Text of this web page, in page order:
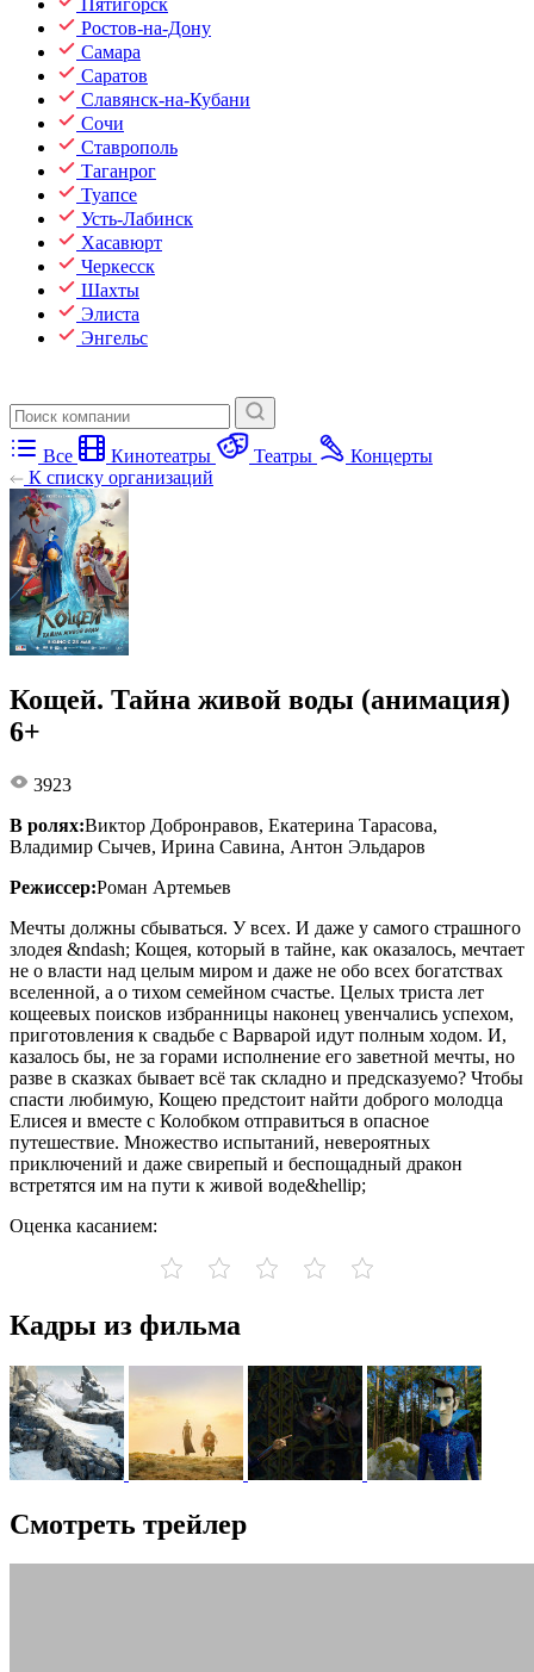
Пятигорск
Ростов-на-Дону
Самара
Саратов
Славянск-на-Кубани
Сочи
Ставрополь
Таганрог
Туапсе
Усть-Лабинск
Хасавюрт
Черкесск
Шахты
Элиста
Энгельс
Все Кинотеатры Театры
Концерты
К списку организаций
Кощей. Тайна живой воды (анимация)
6+
3923
В ролях:Виктор Добронравов, Екатерина Тарасова,
Владимир Сычев, Ирина Савина, Антон Эльдаров
Режиссер:Роман Артемьев
Мечты должны сбываться. У всех. И даже у самого страшного
злодея &ndash; Кощея, который в тайне, как оказалось, мечтает
не о власти над целым миром и даже не обо всех богатствах
вселенной, а о тихом семейном счастье. Целых триста лет
кощеевых поисков избранницы наконец увенчались успехом,
приготовления к свадьбе с Варварой идут полным ходом. И,
казалось бы, не за горами исполнение его заветной мечты, но
разве в сказках бывает всё так складно и предсказуемо? Чтобы
спасти любимую, Кощею предстоит найти доброго молодца
Елисея и вместе с Колобком отправиться в опасное
путешествие. Множество испытаний, невероятных
приключений и даже свирепый и беспощадный дракон
встретятся им на пути к живой воде&hellip;
Оценка касанием:
Кадры из фильма
Смотреть трейлер